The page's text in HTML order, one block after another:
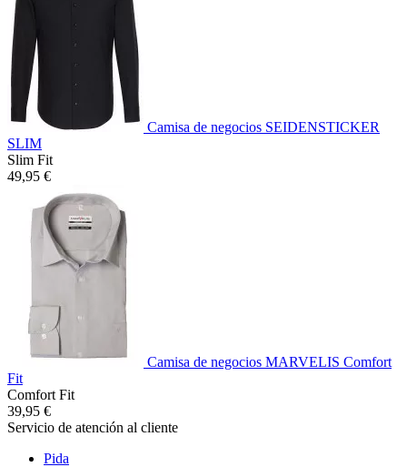
Camisa de negocios SEIDENSTICKER
SLIM
Slim Fit
49,95 €
Camisa de negocios MARVELIS Comfort
Fit
Comfort Fit
39,95 €
Servicio de atención al cliente
Pida